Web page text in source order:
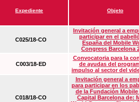
Expediente Objeto
C025/18-CO
Invitación general a
participar en el
España del Mobile
Congress Barcelona
C003/18-ED
Convocatoria para la
de ayudas del
impulso al sector del
C018/18-CO
Invitación general a
para participar en los
de la Fundación Mobile
Capital Barcelona de: